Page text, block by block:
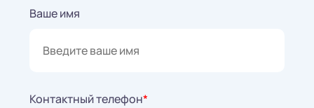
Ваше имя
Контактный телефон*